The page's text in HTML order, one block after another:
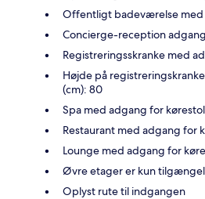
Offentligt badeværelse
Concierge-reception
Registreringsskranke med
Højde på
(cm): 80
Spa med adgang for
Restaurant med adgang for
Lounge med adgang for
Øvre etager er kun
Oplyst rute til indgangen